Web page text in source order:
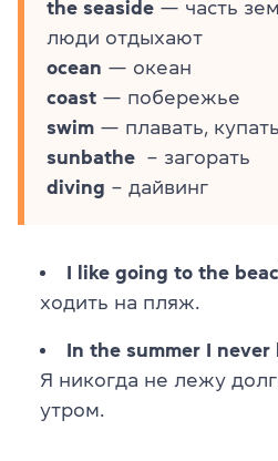
the seaside — часть
люди отдыхают
ocean — океан
coast — побережье
swim — плавать,
sunbathe
– загорать
diving – дайвинг
I like going to the
ходить на пляж.
In the summer I
Я никогда не лежу
утром.